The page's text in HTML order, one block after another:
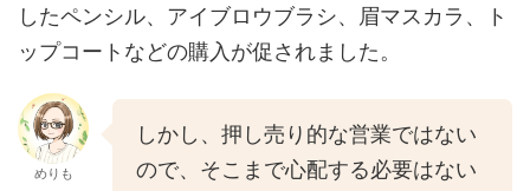
したペンシル、アイブロウブラシ、眉マスカラ、ト
ップコートなどの購入が促されました。
めりも
しかし、押し売り的な営業ではない
ので、そこまで心配する必要はない